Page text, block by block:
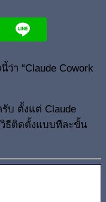
า “Claude Cowork
บ ตั้งแต่ Claude
วิธีติดตั้งแบบทีละขั้น